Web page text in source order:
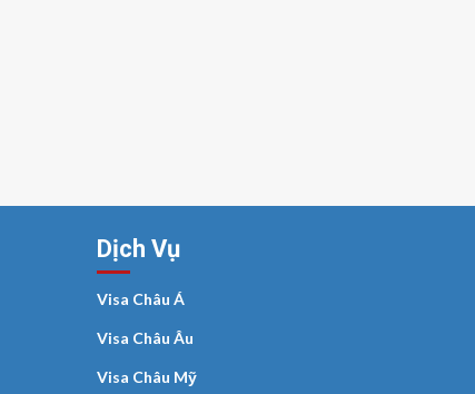
Dịch Vụ
Visa Châu Á
Visa Châu Âu
Visa Châu Mỹ